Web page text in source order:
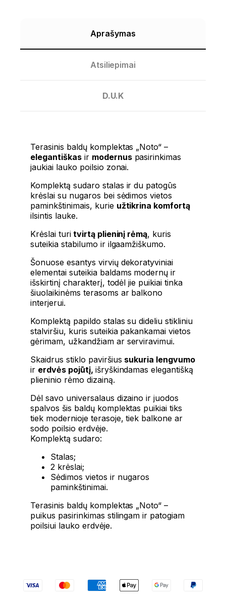
Aprašymas
Atsiliepimai
D.U.K
Terasinis baldų komplektas „Noto“ –
elegantiškasir modernuspasirinkimas
jaukiai lauko poilsio zonai.
Komplektą sudaro stalas ir du patogūs
krėslai su nugaros bei sėdimos vietos
paminkštinimais, kurie užtikrina komfortą
ilsintis lauke.
Krėslai turitvirtą plieninį rėmą, kuris
suteikia stabilumo ir ilgaamžiškumo.
Šonuose esantys virvių dekoratyviniai
elementai suteikia baldams modernų ir
išskirtinį charakterį, todėl jie puikiai tinka
šiuolaikinėms terasoms ar balkono
interjerui.
Komplektą papildo stalas su dideliu stikliniu
stalviršiu, kuris suteikia pakankamai vietos
gėrimam, užkandžiam ar serviravimui.
Skaidrus stiklo paviršius sukuria lengvumo
ir erdvės pojūtį, išryškindamas elegantišką
plieninio rėmo dizainą.
Dėl savo universalaus dizaino ir juodos
spalvos šis baldų komplektas puikiai tiks
tiek modernioje terasoje, tiek balkone ar
sodo poilsio erdvėje.
Komplektą sudaro:
Stalas;
2 krėslai;
Sėdimos vietos ir nugaros
paminkštinimai.
Terasinis baldų komplektas „Noto“ –
puikus pasirinkimas stilingam ir patogiam
poilsiui lauko erdvėje.